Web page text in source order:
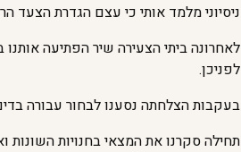
ניסיוני מלמד אותי כי עצם הגדרת הצעד
לאחרונה ביתי הצעירה שיר הפתיעה
לפניכן.
בעקבות הצלחתה נסענו לבחור עבורה
תחילה סקרנו את המצאי בחנויות השונות